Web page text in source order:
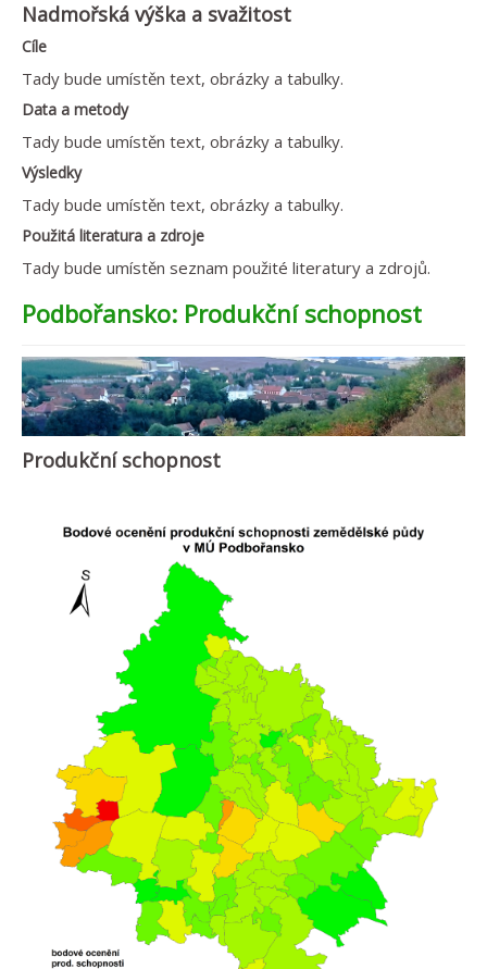
Nadmořská výška a svažitost
Cíle
Tady bude umístěn text, obrázky a tabulky.
Data a metody
Tady bude umístěn text, obrázky a tabulky.
Výsledky
Tady bude umístěn text, obrázky a tabulky.
Použitá literatura a zdroje
Tady bude umístěn seznam použité literatury a zdrojů.
Podbořansko: Produkční schopnost
Produkční schopnost